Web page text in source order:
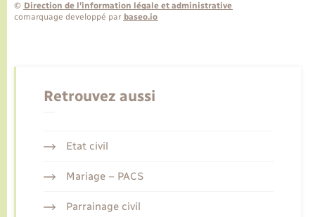
© Direction de l’information légale et administrative
comarquage developpé par baseo.io
Retrouvez aussi
Etat civil
Mariage – PACS
Parrainage civil